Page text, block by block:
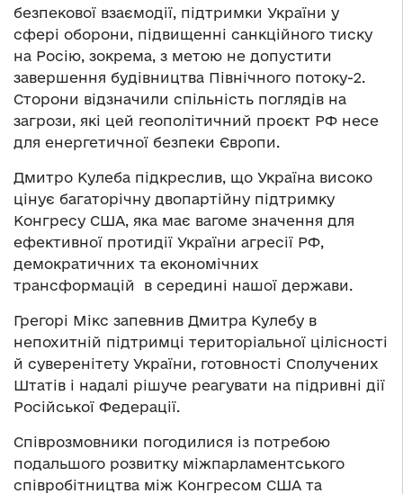
безпекової взаємодії, підтримки України у
сфері оборони, підвищенні санкційного тиску
на Росію, зокрема, з метою не допустити
завершення будівництва Північного потоку-2.
Сторони відзначили спільність поглядів на
загрози, які цей геополітичний проєкт РФ несе
для енергетичної безпеки Європи.
Дмитро Кулеба підкреслив, що Україна високо
цінує багаторічну двопартійну підтримку
Конгресу США, яка має вагоме значення для
ефективної протидії України агресії РФ,
демократичних та економічних
трансформацій в середині нашої держави.
Грегорі Мікс запевнив Дмитра Кулебу в
непохитній підтримці територіальної цілісності
й суверенітету України, готовності Сполучених
Штатів і надалі рішуче реагувати на підривні дії
Російської Федерації.
Співрозмовники погодилися із потребою
подальшого розвитку міжпарламентського
співробітництва між Конгресом США та